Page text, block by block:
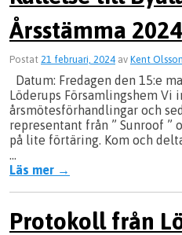
Årsstämma 2024
Postat 21 februari, 2024 av Kent Olsson
Datum: Fredagen den 15:e
Löderups Församlingshem Vi
årsmötesförhandlingar och
representant från ” Sunroof ”
på lite förtäring. Kom och
…
Läs mer →
Protokoll från